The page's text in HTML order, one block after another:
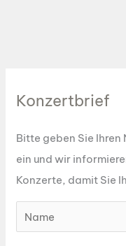
Konzertbrief
Bitte geben Sie
ein und wir
Konzerte, damit Sie